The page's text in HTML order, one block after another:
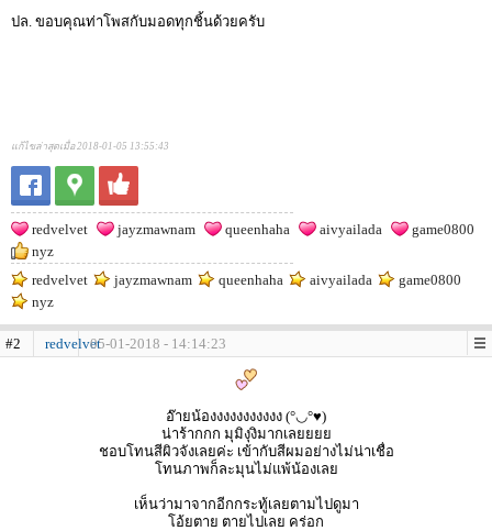
ปล. ขอบคุณท่าโพสกับมอดทุกชิ้นด้วยครับ
แก้ไขล่าสุดเมื่อ 2018-01-05 13:55:43
redvelvet jayzmawnam queenhaha aivyailada
game0800
nyz
redvelvet
jayzmawnam queenhaha aivyailada
game0800
nyz
#2 redvelvet05-01-2018 - 14:14:23
อ๊ายน้องงงงงงงงงงง (°◡°♥)
น่าร้ากกก มุมิงุงิมากเลยยยย
ชอบโทนสีผิวจังเลยค่ะ เข้ากับสีผมอย่างไม่น่าเชื่อ
โทนภาพก็ละมุนไม่แพ้น้องเลย
เห็นว่ามาจากอีกกระทู้เลยตามไปดูมา
โอ้ยตาย ตายไปเลย คร่อก